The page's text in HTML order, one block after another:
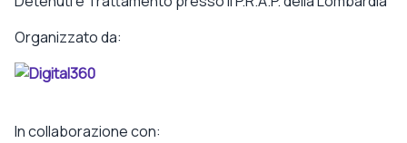
Organizzato da:
In collaborazione con: